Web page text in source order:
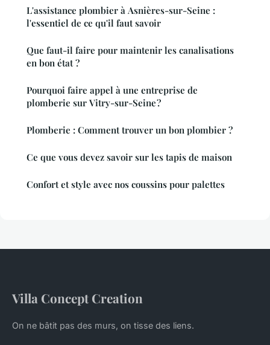
L'assistance plombier à Asnières-sur-Seine :
l'essentiel de ce qu'il faut savoir
Que faut-il faire pour maintenir les canalisations
en bon état ?
Pourquoi faire appel à une entreprise de
plomberie sur Vitry-sur-Seine ?
Plomberie : Comment trouver un bon plombier ?
Ce que vous devez savoir sur les tapis de maison
Confort et style avec nos coussins pour palettes
Villa Concept Creation
On ne bâtit pas des murs, on tisse des liens.